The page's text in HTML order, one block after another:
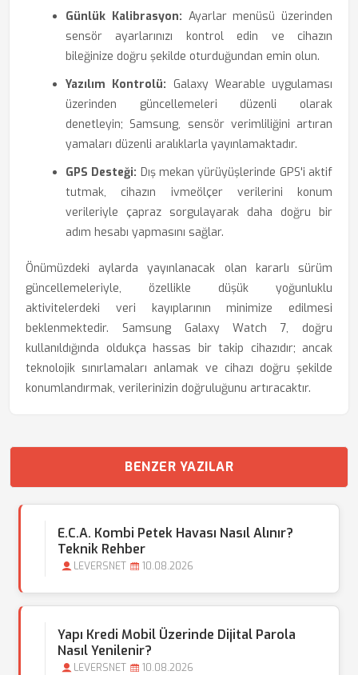
Günlük Kalibrasyon: Ayarlar menüsü üzerinden
sensör ayarlarınızı kontrol edin ve cihazın
bileğinize doğru şekilde oturduğundan emin olun.
Yazılım Kontrolü: Galaxy Wearable uygulaması
üzerinden güncellemeleri düzenli olarak
denetleyin; Samsung, sensör verimliliğini artıran
yamaları düzenli aralıklarla yayınlamaktadır.
GPS Desteği: Dış mekan yürüyüşlerinde GPS'i aktif
tutmak, cihazın ivmeölçer verilerini konum
verileriyle çapraz sorgulayarak daha doğru bir
adım hesabı yapmasını sağlar.
Önümüzdeki aylarda yayınlanacak olan kararlı sürüm
güncellemeleriyle, özellikle düşük yoğunluklu
aktivitelerdeki veri kayıplarının minimize edilmesi
beklenmektedir. Samsung Galaxy Watch 7, doğru
kullanıldığında oldukça hassas bir takip cihazıdır; ancak
teknolojik sınırlamaları anlamak ve cihazı doğru şekilde
konumlandırmak, verilerinizin doğruluğunu artıracaktır.
BENZER YAZILAR
E.C.A. Kombi Petek Havası Nasıl Alınır?
Teknik Rehber
LEVERSNET 10.08.2026
Yapı Kredi Mobil Üzerinde Dijital Parola
Nasıl Yenilenir?
LEVERSNET 10.08.2026